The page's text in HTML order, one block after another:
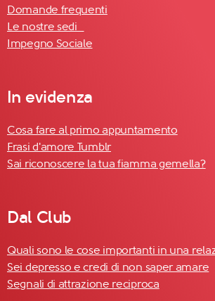
Domande frequenti
Le nostre sedi
Impegno Sociale
In evidenza
Cosa fare al primo appuntamento
Frasi d'amore Tumblr
Sai riconoscere la tua fiamma gemella?
Dal Club
Quali sono le cose importanti in una
Sei depresso e credi di non saper amare
Segnali di attrazione reciproca